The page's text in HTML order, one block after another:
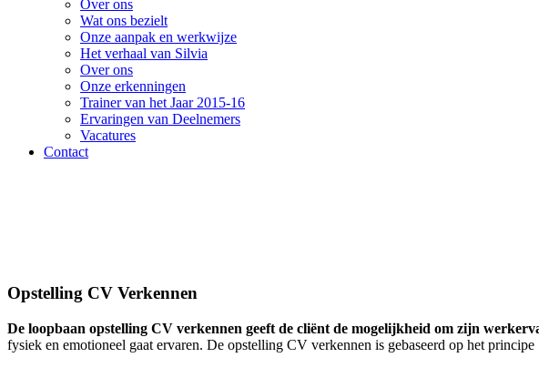
Over ons
Wat ons bezielt
Onze aanpak en werkwijze
Het verhaal van Silvia
Over ons
Onze erkenningen
Trainer van het Jaar 2015-16
Ervaringen van Deelnemers
Vacatures
Contact
Opstelling CV Verkennen
De loopbaan opstelling CV verkennen geeft de cliënt de mogelijkheid om zijn
fysiek en emotioneel gaat ervaren. De opstelling CV verkennen is gebaseerd op het